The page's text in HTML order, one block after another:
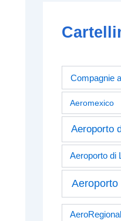
Compagnie
Aeromexico
Aeroporto
Aeroporto di
Aeroporto
AeroRegional